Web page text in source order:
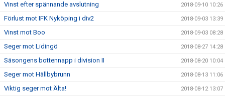
Vinst efter spännande avslutning 2018-09-10 10:26
Förlust mot IFK Nyköping i div2 2018-09-03 13:39
Vinst mot Boo 2018-09-03 08:28
Seger mot Lidingö 2018-08-27 14:28
Säsongens bottennapp i division II 2018-08-20 10:04
Seger mot Hällbybrunn 2018-08-13 11:06
Viktig seger mot Älta! 2018-08-12 13:07